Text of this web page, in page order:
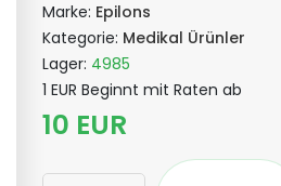
Marke: Epilons
Kategorie: Medikal Ürünler
Lager: 4985
1 EUR Beginnt mit Raten ab
10 EUR